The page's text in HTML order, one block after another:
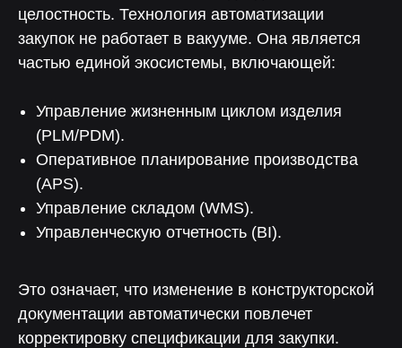
целостность. Технология автоматизации
закупок не работает в вакууме. Она является
частью единой экосистемы, включающей:
Управление жизненным циклом изделия
(PLM/PDM).
Оперативное планирование производства
(APS).
Управление складом (WMS).
Управленческую отчетность (BI).
Это означает, что изменение в конструкторской
документации автоматически повлечет
корректировку спецификации для закупки.
Нелумбо в Telegram
Подписаться
100+ кейсов